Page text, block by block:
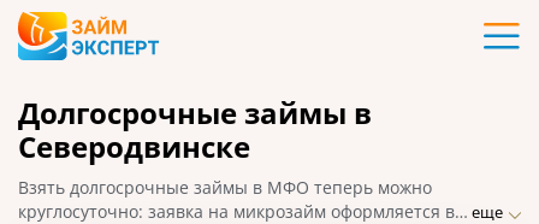
Карты
Кредиты
Ипотека
Долгосрочные займы в
Северодвинске
Взять долгосрочные займы в МФО теперь можно
круглосуточно: заявка на микрозайм оформляется в
еще